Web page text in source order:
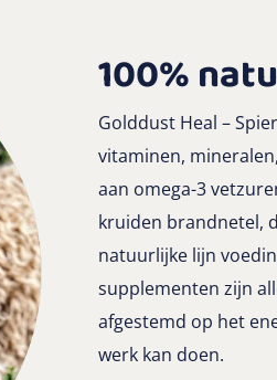
100%
Golddust Heal –
vitaminen,
aan omega-3
kruiden brandnetel,
natuurlijke lijn
supplementen zijn
afgestemd op het
werk kan doen.